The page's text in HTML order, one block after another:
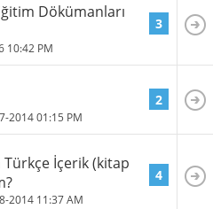
Dökümanları
10:42 PM
3
201401:15 PM
2
Türkçe İçerik (kitap
2014 11:37 AM
4